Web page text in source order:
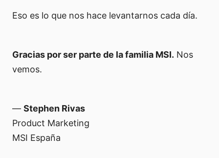
Eso es lo que nos hace levantarnos cada día.
Gracias por ser parte de la familia MSI. Nos
vemos.
— Stephen Rivas
Product Marketing
MSI España